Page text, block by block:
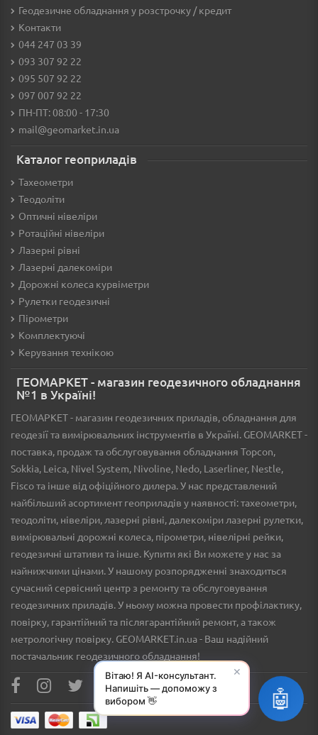
Геодезичне обладнання у розстрочку / кредит
Контакти
044 247 03 39
093 307 92 22
095 507 92 22
097 007 92 22
ПН-ПТ: 08:00 - 17:30
mail@geomarket.in.ua
Каталог геоприладів
Тахеометри
Теодоліти
Оптичні нівеліри
Ротаційні нівеліри
Лазерні рівні
Лазерні далекоміри
Дорожні колеса курвіметри
Рулетки геодезичні
Пірометри
Комплектуючі
Керування технікою
ГЕОМАРКЕТ - магазин геодезичного обладнання
№1 в Україні!
ГЕОМАРКЕТ - магазин геодезичних приладів, обладнання для
геодезії та вимірювальних інструментів в Україні. GEOMARKET -
поставка, продаж та обслуговування обладнання Topcon,
Sokkia, Leica, Nivel System, Nivoline, Nedo, Laserliner, Nestle,
Fisco та інше від офіційного дилера. У нас представлений
найбільший асортимент геоприладів у наявності: тахеометри,
теодоліти, нівеліри, лазерні рівні, далекоміри лазерні рулетки,
вимірювальні дорожні колеса, пірометри, нівелірні рейки,
геодезичні штативи та інше. Купити які Ви можете у нас за
найнижчими цінами. У нашому розпорядженні знаходиться
сучасний сервісний центр з ремонту та обслуговування
геодезичних приладів. У ньому можна провести профілактику,
повірку, гарантійний та післягарантійний ремонт, а також
метрологічну повірку. GEOMARKET.in.ua - Ваш надійний
постачальник геодезичного обладнання!
🤖
✕
Вітаю! Я AI-консультант.
Напишіть — допоможу з
вибором 👋